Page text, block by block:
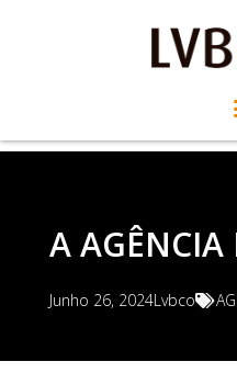
A AGÊNCIA
Junho 26, 2024Lvbco